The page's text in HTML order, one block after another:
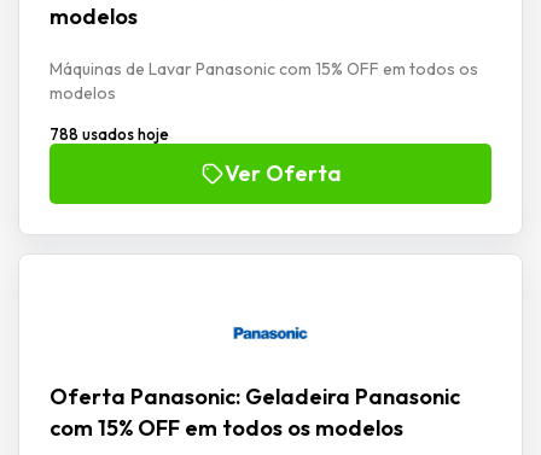
modelos
Máquinas de Lavar Panasonic com 15% OFF em todos os
modelos
788 usados hoje
Ver Oferta
Oferta Panasonic: Geladeira Panasonic
com 15% OFF em todos os modelos